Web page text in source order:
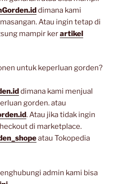
dimana kami
Atau ingin tetap di
mampir kerartikel
untuk keperluan gorden?
dimana kami menjual
gorden. atau
. Atau jika tidak ingin
di marketplace.
atau Tokopedia
admin kami bisa